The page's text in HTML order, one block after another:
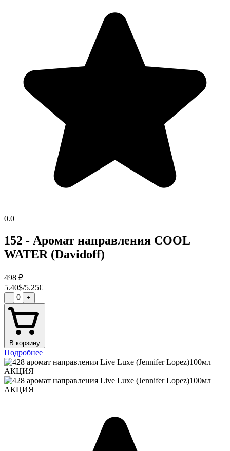
0.0
152 - Аромат направления COOL
WATER (Davidoff)
498 ₽
5.40$/5.25€
- 0 +
В корзину
Подробнее